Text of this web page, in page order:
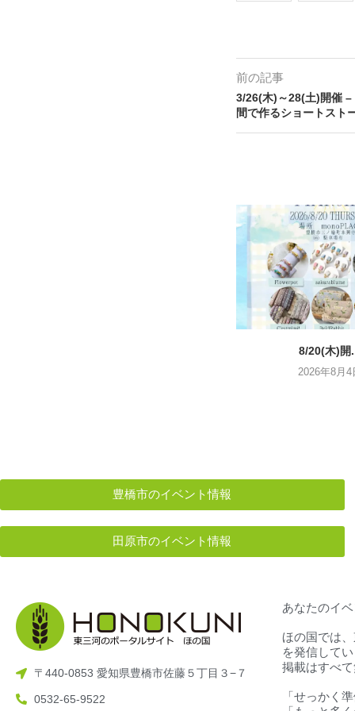
前の記事
3/26(木)～28(土)開催 –
間で作るショートスト
8/20(木)開
2026年8月4
豊橋市のイベント情報
田原市のイベント情報
〒440-0853 愛知県豊橋市佐藤５丁目３−７
0532-65-9522
あなたのイ
ほの国では
を発信してい
掲載はすべて
「せっかく